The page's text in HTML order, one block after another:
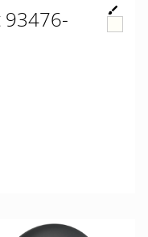
93476-